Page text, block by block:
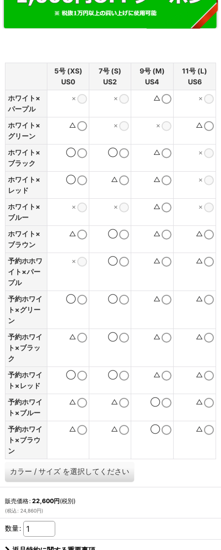
5号 (XS)
US0
7号 (S)
US2
9号 (M)
US4
11号 (L)
US6
ホワイト×
パープル
× × △ ×
ホワイト×
グリーン
△ × × △
ホワイト×
ブラック
◯ ◯ △ ×
ホワイト×
レッド
◯ △ △ ×
ホワイト×
ブルー
× × △ ×
ホワイト×
ブラウン
△ ◯ △ △
予約ホホワ
イト×パー
プル
× ◯ △ △
予約ホワイ
ト×グリー
ン
◯ ◯ △ △
予約ホワイ
ト×ブラッ
ク
△ ◯ △ △
予約ホワイ
ト×レッド
◯ ◯ △ △
予約ホワイ
ト×ブルー
△ △ ◯ △
予約ホワイ
ト×ブラウ
ン
△ △ ◯ △
カラー / サイズ を選択してください
販売価格: 22,600円(税別)
(税込 : 24,860円)
数量: